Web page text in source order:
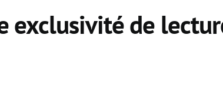
exclusivité de